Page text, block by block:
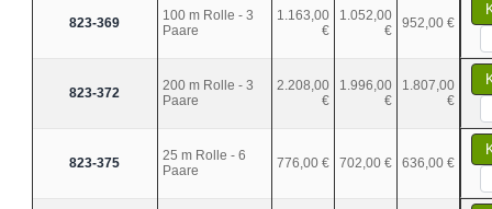
823-369
100 m Rolle - 3
Paare
1.163,00
€
1.052,00
€
952,00 €
823-372
200 m Rolle - 3
Paare
2.208,00
€
1.996,00
€
1.807,00
€
823-375
25 m Rolle - 6
Paare
776,00 € 702,00 € 636,00 €